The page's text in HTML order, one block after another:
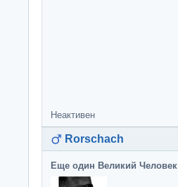
Неактивен
Rorschach
Еще один Великий Человек